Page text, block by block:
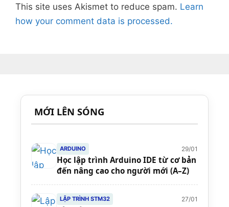
This site uses Akismet to reduce spam. Learn
how your comment data is processed.
MỚI LÊN SÓNG
ARDUINO 29/01
Học lập trình Arduino IDE từ cơ bản
đến nâng cao cho người mới (A–Z)
LẬP TRÌNH STM32 27/01